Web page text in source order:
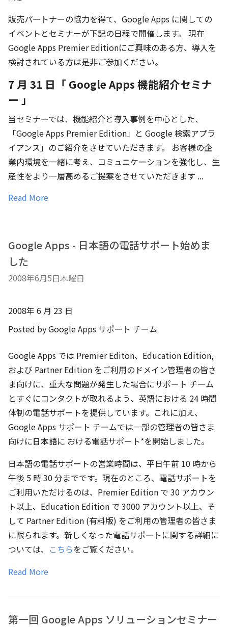
販売パートナーの協力を得て、Google Apps に関しての
イベントとセミナーが下記の日程で開催します。 現在
Google Apps Premier Editionにご興味のある方、導入を
検討されている方は是非ご参加ください。
7 月 31 日「 Google Apps 機能紹介セミナ
ー 」
当セミナーでは、機能紹介と導入事例を中心とした、
「Google Apps Premier Edition」と Google 検索アプラ
イアンス」のご紹介をさせていただきます。 お客様の企
業内環境を一緒に考え、コミュニケーションを強化し、生
産性をより一層高めるご提案をさせていただきます ...
Read More
Google Apps - 日本語の電話サポート始めま
した
2008年6月5日木曜日
2008年 6 月 23 日
Posted by Google Apps サポート チーム
Google Apps では Premier Editon、Education Edition,
および Partner Edition をご利用のドメイン管理者の皆さ
ま向けに、重大な問題が発生した場合にサポート チーム
とすぐにコンタクトが取れるよう、英語における 24 時間
体制の電話サポートを提供しています。これに加え、
Google Apps サポート チームでは一部の管理者の皆さま
向けに日本語に おける電話サポート*を開始しました。
日本語の電話サポートの営業時間は、平日午前 10 時から
午後 5 時 30 分までです。現在のところ、電話サポートを
ご利用いただけるのは、Premier Edition で 30 アカウン
ト以上、Education Edition で 3000 アカウント以上、そ
して Partner Edition (有料版) をご利用の管理者の皆さま
に限られます。新しくなった電話サポートに関する詳細に
ついては、 こちらをご覧ください。
Read More
第一回 Google Apps ソリューションセミナー